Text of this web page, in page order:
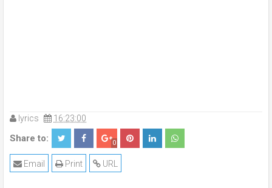
lyrics 16:23:00
Share to: 0
URL
Print
Email